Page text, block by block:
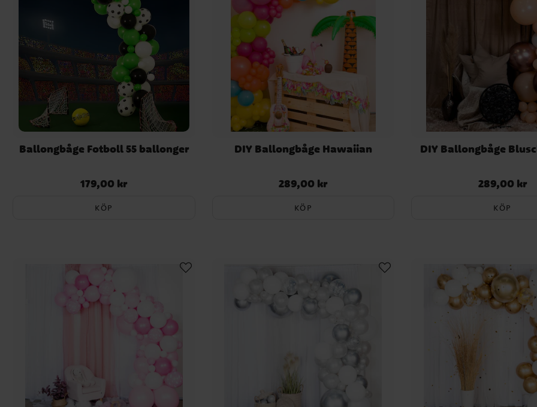
Ballongbåge Fotboll 55 ballonger
Pris:179,00 kr
179,00 kr
KÖP
DIY Ballongbåge Hawaiian
Pris:289,00 kr
289,00 kr
KÖP
DIY Ballongbåge
Pris:289,00 kr
289,00 kr
KÖP